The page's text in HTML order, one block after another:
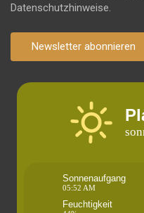
Datenschutzhinweise.
Newsletter abonnieren
Sonnenaufgang
05:52 AM
Feuchtigkeit